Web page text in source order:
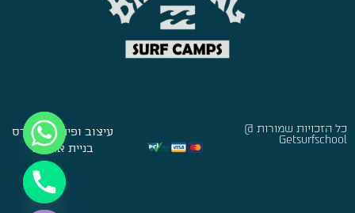
כל הזכויות שמורות @
Getsurfschool
עיצוב ופיתוח:סברס
בניית אתרים
Hide chaty